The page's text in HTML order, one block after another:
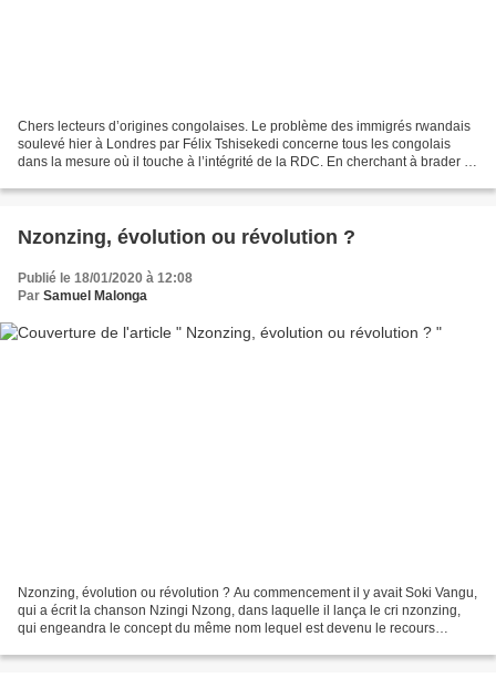
Chers lecteurs d’origines congolaises. Le problème des immigrés rwandais
soulevé hier à Londres par Félix Tshisekedi concerne tous les congolais
dans la mesure où il touche à l’intégrité de la RDC. En cherchant à brader la
Nzonzing, évolution ou révolution ?
Publié le 18/01/2020 à 12:08
Par Samuel Malonga
Nzonzing, évolution ou révolution ? Au commencement il y avait Soki Vangu,
qui a écrit la chanson Nzingi Nzong, dans laquelle il lança le cri nzonzing,
qui engeandra le concept du même nom lequel est devenu le recours